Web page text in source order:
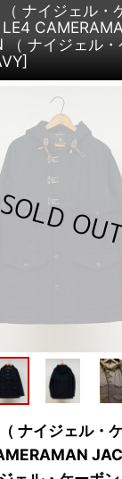
ナイジェル・
（ ナイジェル
]
ナイジェル・